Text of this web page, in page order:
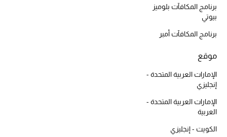
الأكثر مبيعاً
المكياج
العناية بالبشرة
برنامج المكافآت بلوميز
بيوتي
برنامج المكافآت أمبر
موقع
الإمارات العربية المتحدة -
إنجليزي
الإمارات العربية المتحدة -
العربية
الكويت - إنجليزي